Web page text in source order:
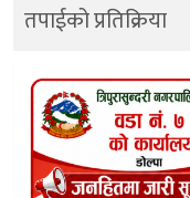
तपाईको प्रतिक्रिया